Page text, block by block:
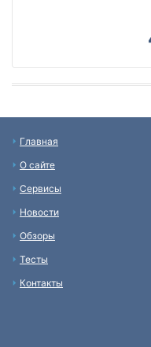
Главная
О сайте
Сервисы
Новости
Обзоры
Тесты
Контакты